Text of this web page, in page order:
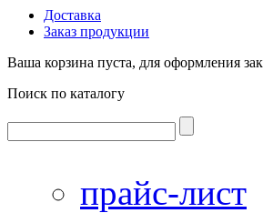
Доставка
Заказ продукции
Ваша корзина пуста, для оформления
Поиск по каталогу
прайс-лист